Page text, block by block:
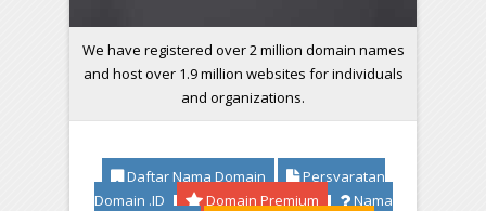
We have registered over 2 million domain names
and host over 1.9 million websites for individuals
and organizations.
Daftar Nama Domain
Persyaratan
Domain .ID
Domain Premium
Nama